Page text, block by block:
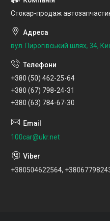
Стокар-продаж
вул. Пирогівський шлях, 34,
+380 (50) 462-25-64
+380 (67) 798-24-31
+380 (63) 784-67-30
100car@ukr.net
+380504622564,